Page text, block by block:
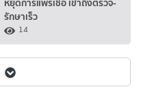
หยุดการแพร่เชื้อ เข้าถึงตรวจ-
รักษาเร็ว
14